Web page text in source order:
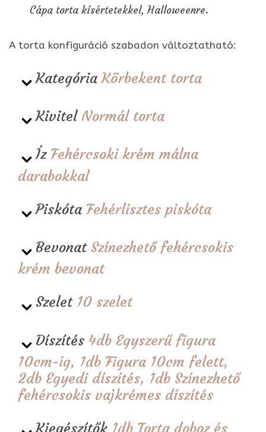
Cápa torta kísértetekkel, Halloweenre.
A torta konfiguráció szabadon változtatható:
KategóriaKörbekent torta
Kivitel Normál torta
Íz Fehércsoki krém málna
darabokkal
Piskóta Fehérlisztes piskóta
Bevonat Színezhető fehércsokis
krém bevonat
Szelet 10 szelet
Díszítés 4db Egyszerű figura
10cm-ig, 1db Figura 10cm felett,
2db Egyedi díszítés, 1db Színezhető
fehércsokis vajkrémes díszítés